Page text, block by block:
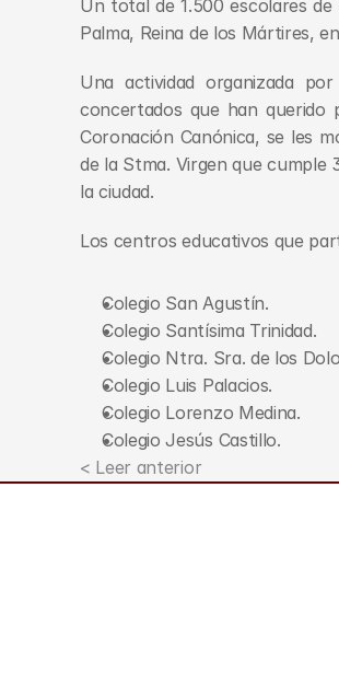
Un total de 1.500 escolares
Palma, Reina de los Mártires,
Una actividad organizada
concertados que han querido
Coronación Canónica, se les
de la Stma. Virgen que cumple
la ciudad.
Los centros educativos que
Colegio San Agustín.
Colegio Santísima Trinidad.
Colegio Ntra. Sra. de los
Colegio Luis Palacios.
Colegio Lorenzo Medina.
Colegio Jesús Castillo.
< Leer anterior